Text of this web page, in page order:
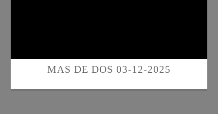
MAS DE DOS 03-12-2025